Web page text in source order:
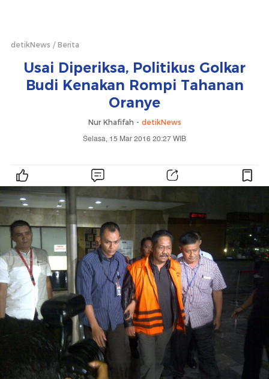
detikNews Berita
Usai Diperiksa, Politikus Golkar
Budi Kenakan Rompi Tahanan
Oranye
Nur Khafifah - detikNews
Selasa, 15 Mar 2016 20:27 WIB